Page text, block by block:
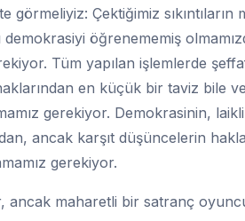
görmeliyiz: Çektiğimiz
demokrasiyi öğrenememiş
Tüm yapılan işlemlerde
en küçük bir taviz bile
gerekiyor. Demokrasinin,
ancak karşıt düşüncelerin
gerekiyor.
ancak maharetli bir satranç